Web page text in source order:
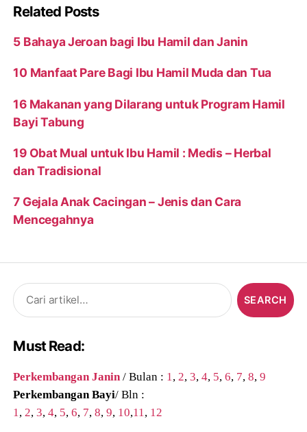
Related Posts
5 Bahaya Jeroan bagi Ibu Hamil dan Janin
10 Manfaat Pare Bagi Ibu Hamil Muda dan Tua
16 Makanan yang Dilarang untuk Program Hamil
Bayi Tabung
19 Obat Mual untuk Ibu Hamil : Medis – Herbal
dan Tradisional
7 Gejala Anak Cacingan – Jenis dan Cara
Mencegahnya
Search
for:
Must Read:
Perkembangan Janin/ Bulan : 1,2,3,4, 5,6, 7,8,9
Perkembangan Bayi/ Bln :
1,2,3,4, 5,6, 7,8,9, 10,11, 12